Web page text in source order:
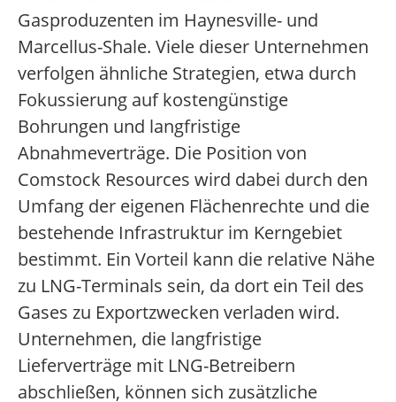
Gasproduzenten im Haynesville- und
Marcellus-Shale. Viele dieser Unternehmen
verfolgen ähnliche Strategien, etwa durch
Fokussierung auf kostengünstige
Bohrungen und langfristige
Abnahmeverträge. Die Position von
Comstock Resources wird dabei durch den
Umfang der eigenen Flächenrechte und die
bestehende Infrastruktur im Kerngebiet
bestimmt. Ein Vorteil kann die relative Nähe
zu LNG-Terminals sein, da dort ein Teil des
Gases zu Exportzwecken verladen wird.
Unternehmen, die langfristige
Lieferverträge mit LNG-Betreibern
abschließen, können sich zusätzliche